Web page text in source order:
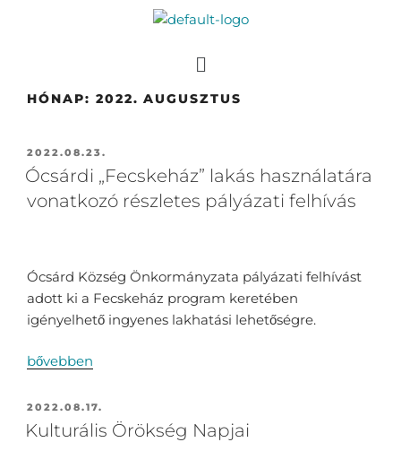
HÓNAP: 2022. AUGUSZTUS
2022.08.23.
Ócsárdi „Fecskeház” lakás használatára
vonatkozó részletes pályázati felhívás
Ócsárd Község Önkormányzata pályázati felhívást
adott ki a Fecskeház program keretében
igényelhető ingyenes lakhatási lehetőségre.
bővebben
2022.08.17.
Kulturális Örökség Napjai